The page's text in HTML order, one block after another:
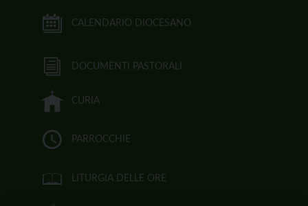
CALENDARIO DIOCESANO
DOCUMENTI PASTORALI
CURIA
PARROCCHIE
LITURGIA DELLE ORE